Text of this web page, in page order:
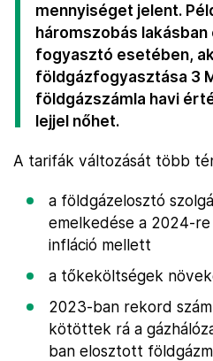
mennyiséget jelent.
háromszobás
fogyasztó esetében,
földgázfogyasztása 3
földgázszámla havi
lejjel nőhet.
A tarifák változását több
a földgázelosztó
emelkedése a 2024-
infláció mellett
a tőkeköltségek
2023-ban rekord
kötöttek rá a
ban elosztott